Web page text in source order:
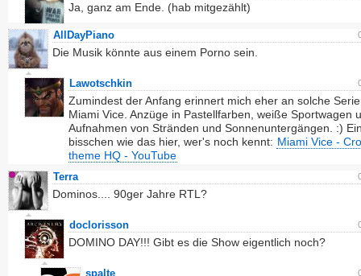
Ja, ganz am Ende. (hab mitgezählt)
AllDayPiano
Die Musik könnte aus einem Porno sein.
Lawotschkin
Zumindest der Anfang erinnert mich eher an solche
Miami Vice. Anzüge in Pastellfarben, weiße Sportwagen
Aufnahmen von Stränden und Sonnenuntergängen. :)
bisschen wie das hier, wer's noch kennt: Miami Vice -
theme HQ - YouTube
Terra
Dominos.... 90ger Jahre RTL?
doclorisson
DOMINO DAY!!! Gibt es die Show eigentlich noch?
spalte